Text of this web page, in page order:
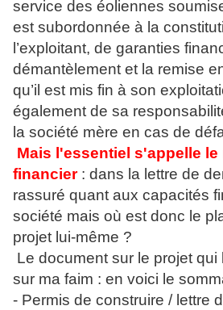
service des éoliennes
est subordonnée à la
l’exploitant, de garanties
démantèlement et la remise
qu’il est mis fin à son
également de sa
la société mère en cas de
Mais l'essentiel s'appelle le
financier : dans la lettre de
rassuré quant aux capacités
société mais où est donc le
projet lui-même ?
Le document sur le projet qui
sur ma faim : en voici le
- Permis de construire / lettre